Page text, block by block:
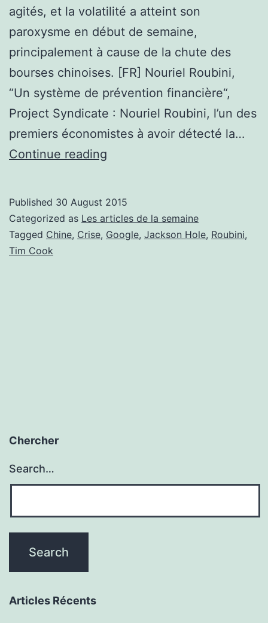
agités, et la volatilité a atteint son
paroxysme en début de semaine,
principalement à cause de la chute des
bourses chinoises. [FR] Nouriel Roubini,
“Un système de prévention financière“,
Project Syndicate : Nouriel Roubini, l’un des
premiers économistes à avoir détecté la…
Continue reading
la
semaine
Published 30 August 2015
Categorized as Les articles de la semaine
Tagged Chine, Crise, Google, Jackson Hole, Roubini,
Tim Cook
Chercher
Search…
Articles Récents